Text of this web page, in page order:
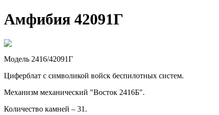
Амфибия 42091Г
Модель 2416/42091Г
Циферблат с символикой войск беспилотных систем.
Механизм механический "Восток 2416Б".
Количество камней – 31.